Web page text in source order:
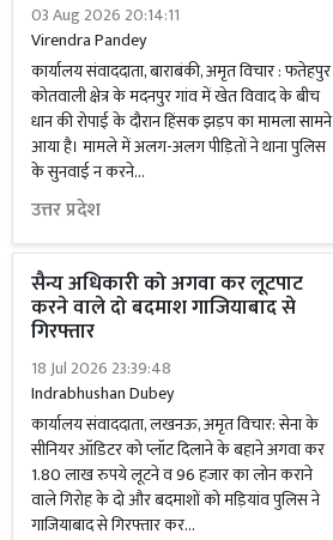
03 Aug 2026 20:14:11
Virendra Pandey
कार्यालय संवाददाता, बाराबंकी, अमृत विचार : फतेहपुर
कोतवाली क्षेत्र के मदनपुर गांव में खेत विवाद के बीच
धान की रोपाई के दौरान हिंसक झड़प का मामला सामने
आया है। मामले में अलग-अलग पीड़ितों ने थाना पुलिस
के सुनवाई न करने...
उत्तर प्रदेश
सैन्य अधिकारी को अगवा कर लूटपाट
करने वाले दो बदमाश गाजियाबाद से
गिरफ्तार
18 Jul 2026 23:39:48
Indrabhushan Dubey
कार्यालय संवाददाता, लखनऊ, अमृत विचार: सेना के
सीनियर ऑडिटर को प्लॉट दिलाने के बहाने अगवा कर
1.80 लाख रुपये लूटने व 96 हजार का लोन कराने
वाले गिरोह के दो और बदमाशों को मड़ियांव पुलिस ने
गाजियाबाद से गिरफ्तार कर...